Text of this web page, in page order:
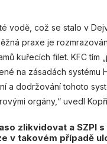
vodě, což se stalo v
praxe je
kuřecích filet. KFC tím
na zásadách systému
a dodržování tohoto
orgány,“ uvedl
zlikvidovat a
v takovém případě